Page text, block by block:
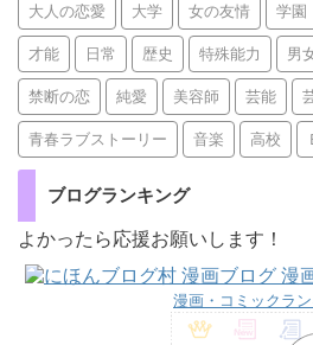
大人の恋愛 大学 女の友情 学園
才能 日常 歴史 特殊能力 男
禁断の恋 純愛 美容師 芸能
青春ラブストーリー 音楽 高校
ブログランキング
よかったら応援お願いします！
漫画・コミックラ